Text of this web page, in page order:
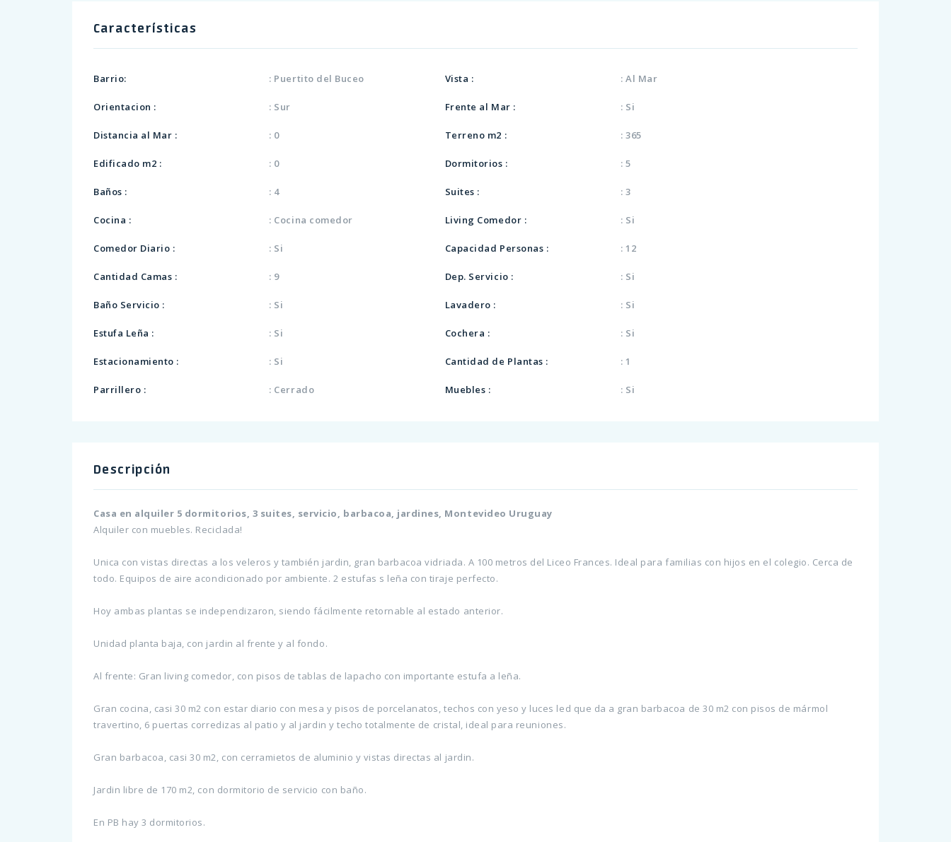
Características
Barrio: : Puertito del Buceo Vista : : Al Mar
Orientacion : : Sur Frente al Mar : : Si
Distancia al Mar : : 0 Terreno m2 : : 365
Edificado m2 : : 0 Dormitorios : : 5
Baños : : 4 Suites : : 3
Cocina : : Cocina comedor Living Comedor : : Si
Comedor Diario : : Si Capacidad Personas : : 12
Cantidad Camas : : 9 Dep. Servicio : : Si
Baño Servicio : : Si Lavadero : : Si
Estufa Leña : : Si Cochera : : Si
Estacionamiento : : Si Cantidad de Plantas : : 1
Parrillero : : Cerrado Muebles : : Si
Descripción
Casa en alquiler 5 dormitorios, 3 suites, servicio, barbacoa, jardines, Montevideo Uruguay
Alquiler con muebles. Reciclada!
Unica con vistas directas a los veleros y también jardin, gran barbacoa vidriada. A 100 metros del Liceo Frances. Ideal para familias con hijos en el colegio. Cerca de
todo. Equipos de aire acondicionado por ambiente. 2 estufas s leña con tiraje perfecto.
Hoy ambas plantas se independizaron, siendo fácilmente retornable al estado anterior.
Unidad planta baja, con jardin al frente y al fondo.
Al frente: Gran living comedor, con pisos de tablas de lapacho con importante estufa a leña.
Gran cocina, casi 30 m2 con estar diario con mesa y pisos de porcelanatos, techos con yeso y luces led que da a gran barbacoa de 30 m2 con pisos de mármol
travertino, 6 puertas corredizas al patio y al jardin y techo totalmente de cristal, ideal para reuniones.
Gran barbacoa, casi 30 m2, con cerramietos de aluminio y vistas directas al jardin.
Jardin libre de 170 m2, con dormitorio de servicio con baño.
En PB hay 3 dormitorios.